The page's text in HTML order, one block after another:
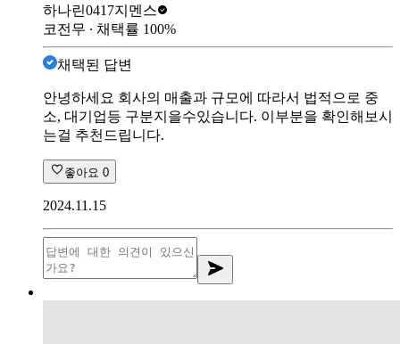
하나린0417지멘스
코전무 ∙ 채택률 100%
채택된 답변
안녕하세요 회사의 매출과 규모에 따라서 법적으로 중
소, 대기업등 구분지을수있습니다. 이부분을 확인해보시
는걸 추천드립니다.
좋아요 0
2024.11.15